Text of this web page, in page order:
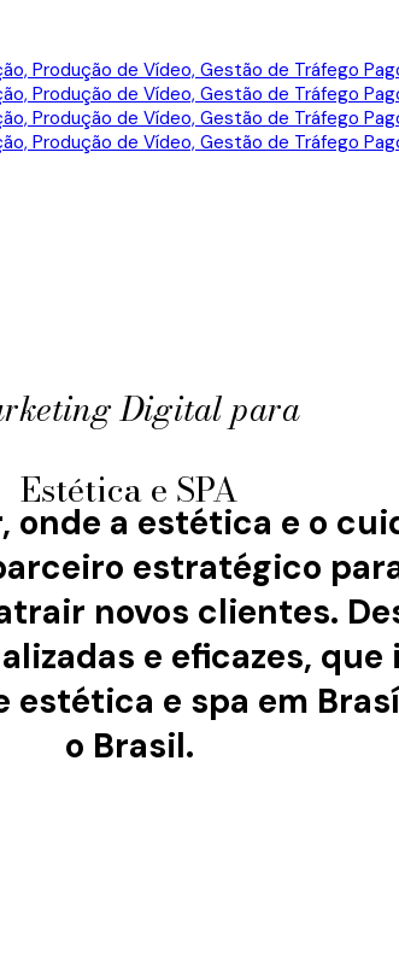
Digital para
Estética e SPA
a estética e o
estratégico
novos clientes.
e eficazes,
e spa em
o Brasil.